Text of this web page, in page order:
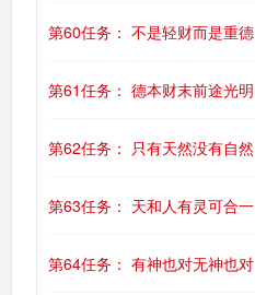
第60任务： 不是轻财而是重德
第61任务： 德本财末前途光明
第62任务： 只有天然没有自然
第63任务： 天和人有灵可合一
第64任务： 有神也对无神也对